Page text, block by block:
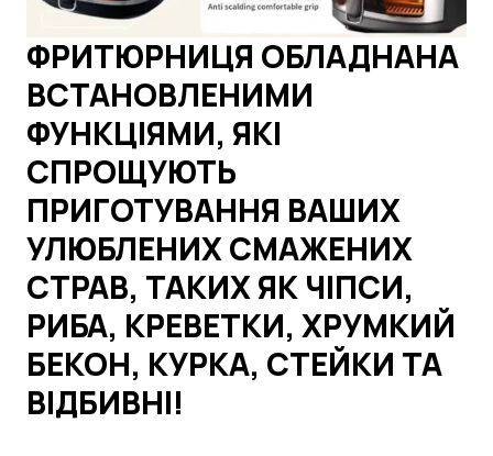
ФРИТЮРНИЦЯ ОБЛАДНАНА
ВСТАНОВЛЕНИМИ
ФУНКЦІЯМИ, ЯКІ
СПРОЩУЮТЬ
ПРИГОТУВАННЯ ВАШИХ
УЛЮБЛЕНИХ СМАЖЕНИХ
СТРАВ, ТАКИХ ЯК ЧІПСИ,
РИБА, КРЕВЕТКИ, ХРУМКИЙ
БЕКОН, КУРКА, СТЕЙКИ ТА
ВІДБИВНІ!